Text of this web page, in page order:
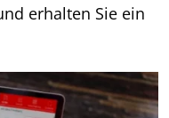
erhalten Sie ein